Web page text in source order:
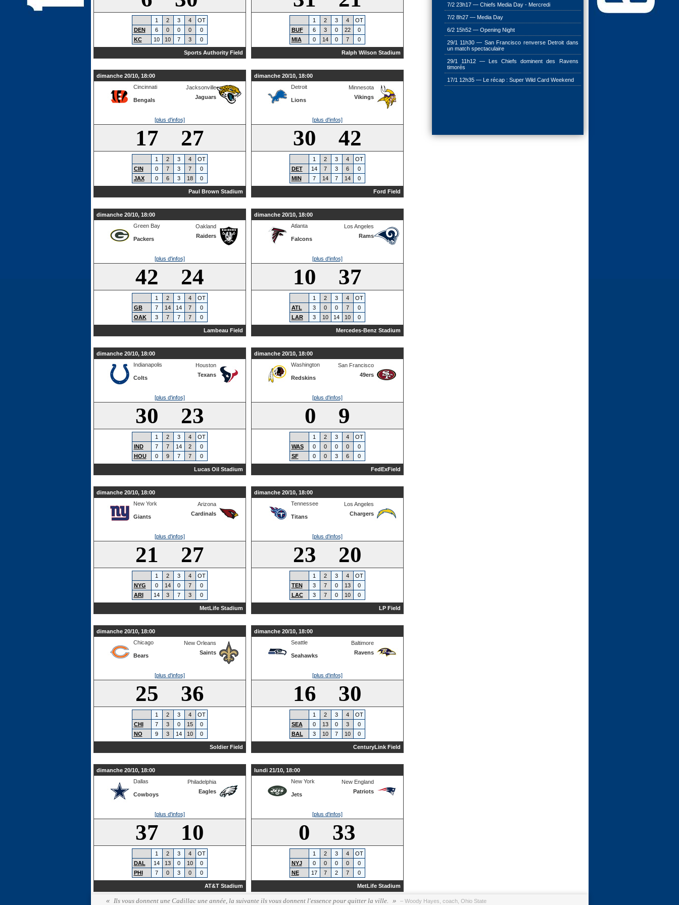
7/2 23h17 — Chiefs Media Day - Mercredi
7/2 8h27 — Media Day
6/2 15h52 — Opening Night
29/1 11h30 — San Francisco renverse Detroit dans
un match spectaculaire
29/1 11h12 — Les Chiefs dominent des Ravens
timorés
17/1 12h35 — Le récap : Super Wild Card Weekend
1 2 3 4
OT
DEN
6 0 0 0
0
KC
10 10 7 3 0
Sports Authority Field
1 2 3 4
OT
BUF
6 3 0 22
0
MIA
0 14 0 7 0
Ralph Wilson Stadium
dimanche 20/10, 18:00
Cincinnati
Bengals
Jacksonville
Jaguars
[plus d'infos]
17 27
1 2 3 4
OT
CIN
0 7 3 7
0
JAX
0 6 3 18 0
Paul Brown Stadium
dimanche 20/10, 18:00
Detroit
Lions
Minnesota
Vikings
[plus d'infos]
30 42
1 2 3 4
OT
DET
14 7 3 6
0
MIN
7 14 7 14 0
Ford Field
dimanche 20/10, 18:00
Green Bay
Packers
Oakland
Raiders
[plus d'infos]
42 24
1 2 3 4
OT
GB
7 14 14 7
0
OAK
3 7 7 7 0
Lambeau Field
dimanche 20/10, 18:00
Atlanta
Falcons
Los Angeles
Rams
[plus d'infos]
10 37
1 2 3 4
OT
ATL
3 0 0 7
0
LAR
3 10 14 10 0
Mercedes-Benz Stadium
dimanche 20/10, 18:00
Indianapolis
Colts
Houston
Texans
[plus d'infos]
30 23
1 2 3 4
OT
IND
7 7 14 2
0
HOU
0 9 7 7 0
Lucas Oil Stadium
dimanche 20/10, 18:00
Washington
Redskins
San Francisco
49ers
[plus d'infos]
0 9
1 2 3 4
OT
WAS
0 0 0 0
0
SF
0 0 3 6 0
FedExField
dimanche 20/10, 18:00
New York
Giants
Arizona
Cardinals
[plus d'infos]
21 27
1 2 3 4
OT
NYG
0 14 0 7
0
ARI
14 3 7 3 0
MetLife Stadium
dimanche 20/10, 18:00
Tennessee
Titans
Los Angeles
Chargers
[plus d'infos]
23 20
1 2 3 4
OT
TEN
3 7 0 13
0
LAC
3 7 0 10 0
LP Field
dimanche 20/10, 18:00
Chicago
Bears
New Orleans
Saints
[plus d'infos]
25 36
1 2 3 4
OT
CHI
7 3 0 15
0
NO
9 3 14 10 0
Soldier Field
dimanche 20/10, 18:00
Seattle
Seahawks
Baltimore
Ravens
[plus d'infos]
16 30
1 2 3 4
OT
SEA
0 13 0 3
0
BAL
3 10 7 10 0
CenturyLink Field
dimanche 20/10, 18:00
Dallas
Cowboys
Philadelphia
Eagles
[plus d'infos]
37 10
1 2 3 4
OT
DAL
14 13 0 10
0
PHI
7 0 3 0 0
AT&T Stadium
lundi 21/10, 18:00
New York
Jets
New England
Patriots
[plus d'infos]
0 33
1 2 3 4
OT
NYJ
0 0 0 0
0
NE
17 7 2 7 0
MetLife Stadium
Ils vous donnent une Cadillac une année, la suivante ils vous donnent l'essence pour quitter la ville. – Woody Hayes, coach, Ohio State